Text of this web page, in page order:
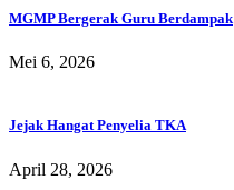
MGMP Bergerak Guru Berdampak
Mei 6, 2026
Jejak Hangat Penyelia TKA
April 28, 2026